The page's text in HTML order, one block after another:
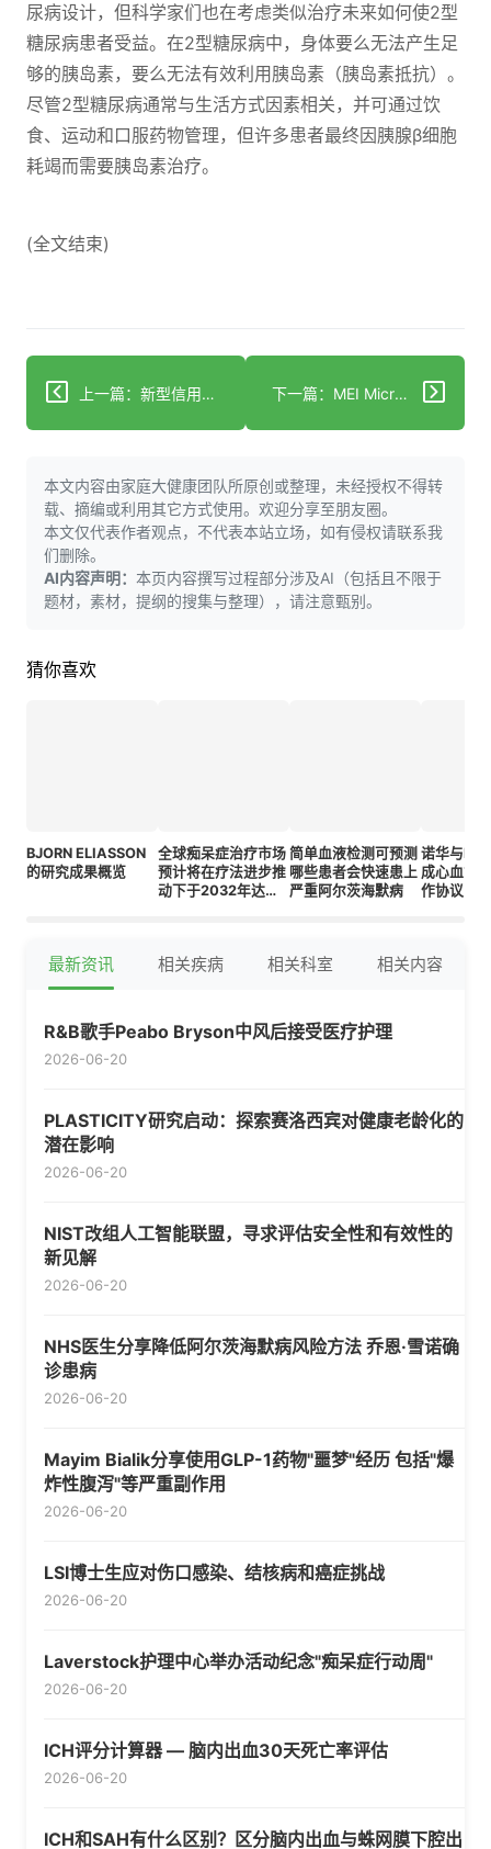
尿病设计，但科学家们也在考虑类似治疗未来如何使2型
糖尿病患者受益。在2型糖尿病中，身体要么无法产生足
够的胰岛素，要么无法有效利用胰岛素（胰岛素抵抗）。
尽管2型糖尿病通常与生活方式因素相关，并可通过饮
食、运动和口服药物管理，但许多患者最终因胰腺β细胞
耗竭而需要胰岛素治疗。
(全文结束)
上一篇：新型信用卡大小的结核病检测工具或将填补HIV高发区的诊断空白 下一篇：MEI Micro与Steadman Philippon研究机构合作开发新技术
本文内容由家庭大健康团队所原创或整理，未经授权不得转
载、摘编或利用其它方式使用。欢迎分享至朋友圈。
本文仅代表作者观点，不代表本站立场，如有侵权请联系我
们删除。
AI内容声明： 本页内容撰写过程部分涉及AI（包括且不限于
题材，素材，提纲的搜集与整理），请注意甄别。
猜你喜欢
BJORN ELIASSON
的研究成果概览
全球痴呆症治疗市场
预计将在疗法进步推
动下于2032年达到
简单血液检测可预测
哪些患者会快速患上
严重阿尔茨海默病
诺华与
成心血管
作协议
最新资讯 相关疾病 相关科室 相关内容
R&B歌手Peabo Bryson中风后接受医疗护理
2026-06-20
PLASTICITY研究启动：探索赛洛西宾对健康老龄化的
潜在影响
2026-06-20
NIST改组人工智能联盟，寻求评估安全性和有效性的
新见解
2026-06-20
NHS医生分享降低阿尔茨海默病风险方法 乔恩·雪诺确
诊患病
2026-06-20
Mayim Bialik分享使用GLP-1药物"噩梦"经历 包括"爆
炸性腹泻"等严重副作用
2026-06-20
LSI博士生应对伤口感染、结核病和癌症挑战
2026-06-20
Laverstock护理中心举办活动纪念"痴呆症行动周"
2026-06-20
ICH评分计算器 — 脑内出血30天死亡率评估
2026-06-20
ICH和SAH有什么区别？区分脑内出血与蛛网膜下腔出